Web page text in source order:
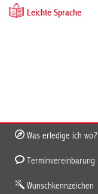
Leichte Sprache
Was erledige ich wo?
Terminvereinbarung
Wunschkennzeichen